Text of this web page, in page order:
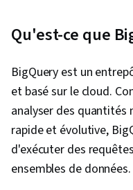
Logiciel
données,
Ggplot2,
des
Qu'est-ce que
BigQuery est un
et basé sur le cloud.
analyser des quantités
rapide et évolutive,
d'exécuter des
ensembles de données.